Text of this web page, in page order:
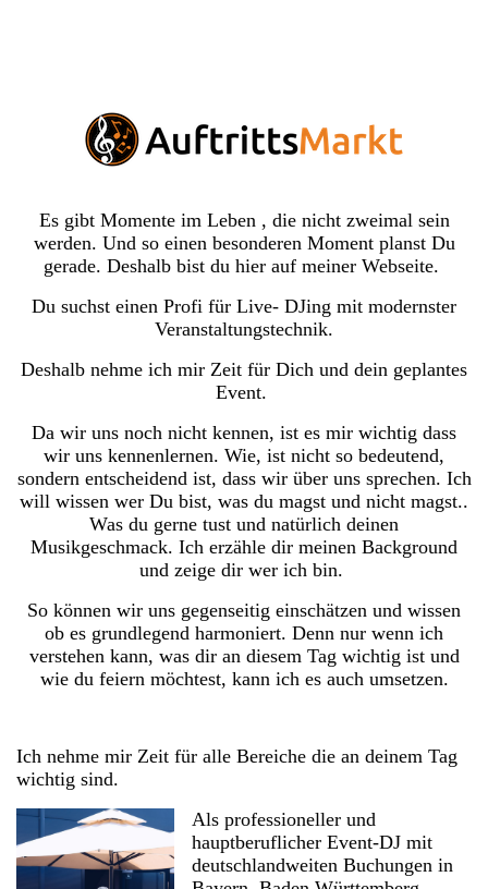
Es gibt Momente im Leben , die nicht zweimal sein
werden. Und so einen besonderen Moment planst Du
gerade. Deshalb bist du hier auf meiner Webseite.
Du suchst einen Profi für Live- DJing mit modernster
Veranstaltungstechnik.
Deshalb nehme ich mir Zeit für Dich und dein geplantes
Event.
Da wir uns noch nicht kennen, ist es mir wichtig dass
wir uns kennenlernen. Wie, ist nicht so bedeutend,
sondern entscheidend ist, dass wir über uns sprechen. Ich
will wissen wer Du bist, was du magst und nicht magst..
Was du gerne tust und natürlich deinen
Musikgeschmack. Ich erzähle dir meinen Background
und zeige dir wer ich bin.
So können wir uns gegenseitig einschätzen und wissen
ob es grundlegend harmoniert. Denn nur wenn ich
verstehen kann, was dir an diesem Tag wichtig ist und
wie du feiern möchtest, kann ich es auch umsetzen.
Ich nehme mir Zeit für alle Bereiche die an deinem Tag
wichtig sind.
Als professioneller und
hauptberuflicher Event-DJ mit
deutschlandweiten Buchungen in